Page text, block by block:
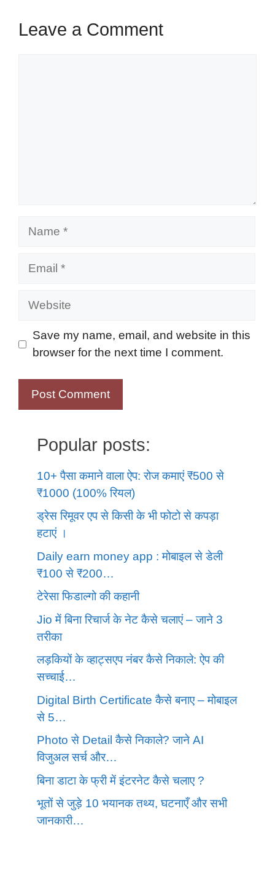
Leave a Comment
Name
Email
Website
Save my name, email, and website in this
browser for the next time I comment.
Popular posts:
10+ पैसा कमाने वाला ऐप: रोज कमाएं ₹500 से
₹1000 (100% रियल)
ड्रेस रिमूवर एप से किसी के भी फोटो से कपड़ा
हटाएं ।
Daily earn money app : मोबाइल से डेली
₹100 से ₹200…
टेरेसा फिडाल्गो की कहानी
Jio में बिना रिचार्ज के नेट कैसे चलाएं – जाने 3
तरीका
लड़कियों के व्हाट्सएप नंबर कैसे निकाले: ऐप की
सच्चाई…
Digital Birth Certificate कैसे बनाए – मोबाइल
से 5…
Photo से Detail कैसे निकाले? जाने AI
विजुअल सर्च और…
बिना डाटा के फ्री में इंटरनेट कैसे चलाए ?
भूतों से जुड़े 10 भयानक तथ्य, घटनाएँ और सभी
जानकारी…